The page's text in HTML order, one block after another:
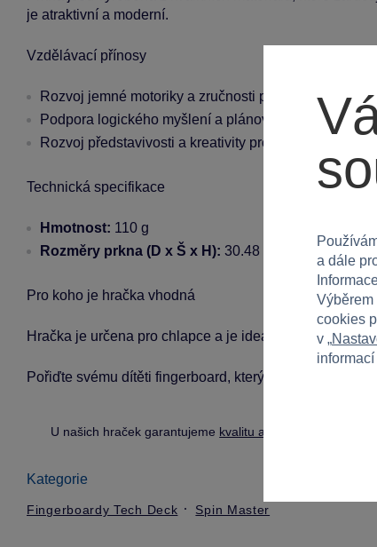
je atraktivní a moderní.
Vzdělávací přínosy
Rozvoj jemné motoriky a zručnosti při manipulaci s
Podpora logického myšlení a plánování při učení
Rozvoj představivosti a kreativity prostřednictvím DIY
Technická specifikace
Hmotnost: 110 g
Rozměry prkna (D x Š x H): 30.48 cm x 13.97 cm x
Pro koho je hračka vhodná
Hračka je určena pro chlapce a je ideální pro děti od 6
Pořiďte svému dítěti fingerboard, který rozvine jeho
U našich hraček garantujeme kvalitu a bezpečnost
Kategorie
Fingerboardy Tech Deck Spin Master
a dále
Výběrem
cookies
v „
informací